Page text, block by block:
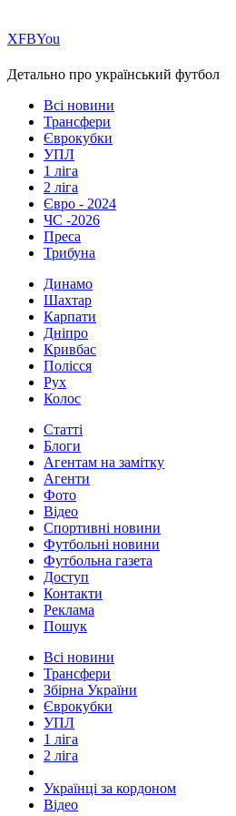
ХFBYou
Детально про український футбол
Всі новини
Трансфери
Єврокубки
УПЛ
1 ліга
2 ліга
Євро - 2024
ЧС -2026
Преса
Трибуна
Динамо
Шахтар
Карпати
Дніпро
Кривбас
Полісся
Рух
Колос
Статті
Блоги
Агентам на замітку
Агенти
Фото
Відео
Спортивні новини
Футбольні новини
Футбольна газета
Доступ
Контакти
Реклама
Пошук
Всі новини
Трансфери
Збірна України
Єврокубки
УПЛ
1 ліга
2 ліга
Українці за кордоном
Відео